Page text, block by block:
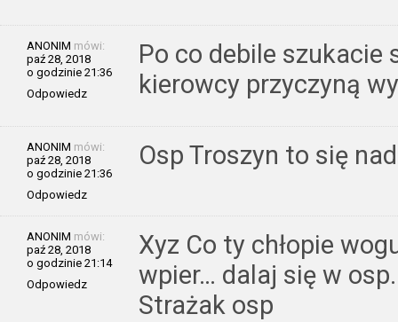
ANONIM mówi:
paź 28, 2018
o godzinie 21:36
Odpowiedz
Po co debile szukacie
kierowcy przyczyną
ANONIM mówi:
paź 28, 2018
o godzinie 21:36
Odpowiedz
Osp Troszyn to się
ANONIM mówi:
paź 28, 2018
o godzinie 21:14
Odpowiedz
Xyz Co ty chłopie
wpier… dalaj się w
Strażak osp